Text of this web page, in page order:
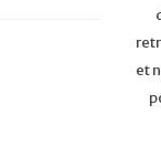
et